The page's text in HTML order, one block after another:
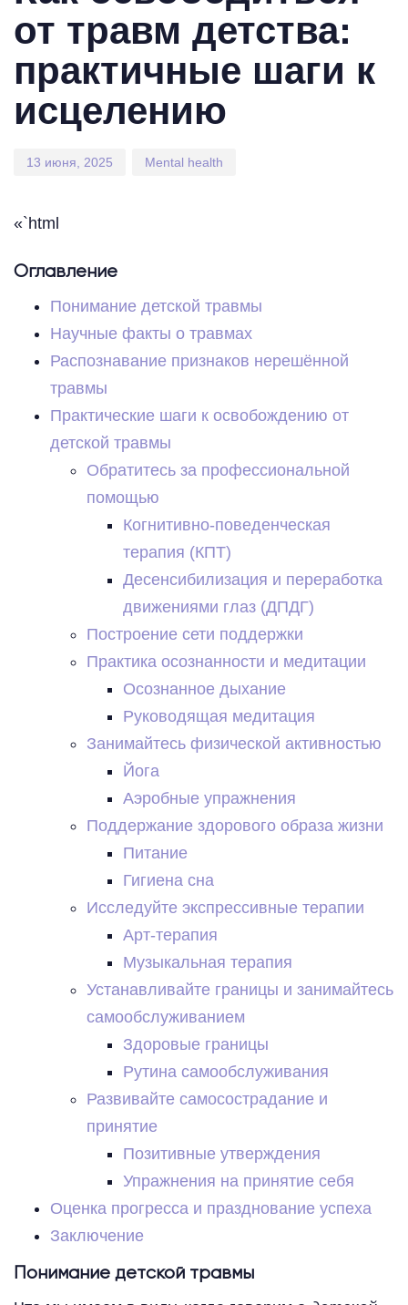
от травм детства:
практичные шаги к
исцелению
13 июня, 2025 Mental health
«`html
Оглавление
Понимание детской травмы
Научные факты о травмах
Распознавание признаков нерешённой
травмы
Практические шаги к освобождению от
детской травмы
Обратитесь за профессиональной
помощью
Когнитивно-поведенческая
терапия (КПТ)
Десенсибилизация и переработка
движениями глаз (ДПДГ)
Построение сети поддержки
Практика осознанности и медитации
Осознанное дыхание
Руководящая медитация
Занимайтесь физической активностью
Йога
Аэробные упражнения
Поддержание здорового образа жизни
Питание
Гигиена сна
Исследуйте экспрессивные терапии
Арт-терапия
Музыкальная терапия
Устанавливайте границы и занимайтесь
самообслуживанием
Здоровые границы
Рутина самообслуживания
Развивайте самосострадание и
принятие
Позитивные утверждения
Упражнения на принятие себя
Оценка прогресса и празднование успеха
Заключение
Понимание детской травмы